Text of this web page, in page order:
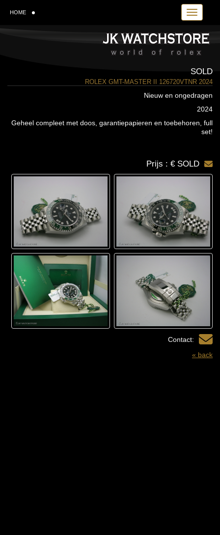
Toggle
HOME
SOLD
ROLEX GMT-MASTER II 126720VTNR 2024
Nieuw en ongedragen
2024
Geheel compleet met doos, garantiepapieren en toebehoren, full
set!
Prijs : € SOLD
Contact:
« back